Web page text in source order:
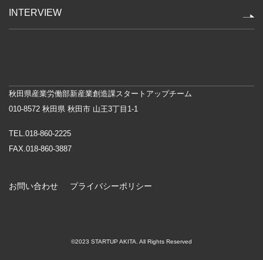
INTERVIEW
秋田県産業労働部新産業創造課スタートアップチーム
010-8572 秋田県 秋田市 山王3丁目1-1
TEL.018-860-2225
FAX.018-860-3887
お問い合わせ プライバシーポリシー
©2023 STARTUP AKITA. All Rights Reserved